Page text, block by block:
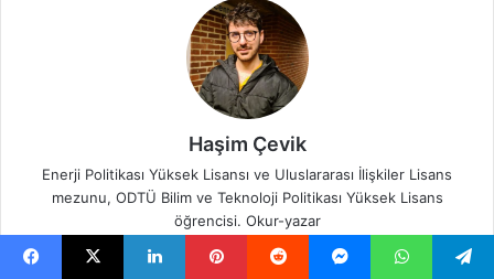
Haşim Çevik
Enerji Politikası Yüksek Lisansı ve Uluslararası İlişkiler Lisans
mezunu, ODTÜ Bilim ve Teknoloji Politikası Yüksek Lisans
öğrencisi. Okur-yazar